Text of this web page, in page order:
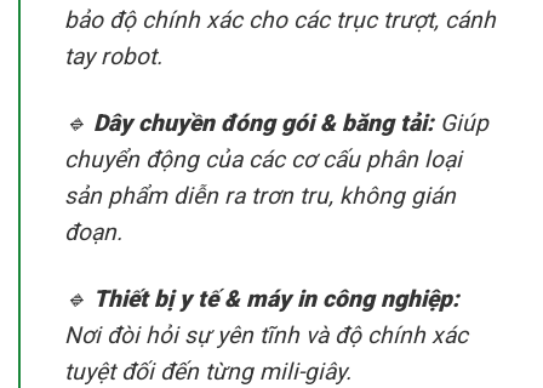
bảo độ chính xác cho các trục trượt, cánh
tay robot.
🔹 Dây chuyền đóng gói & băng tải:Giúp
chuyển động của các cơ cấu phân loại
sản phẩm diễn ra trơn tru, không gián
đoạn.
🔹 Thiết bị y tế & máy in công nghiệp:
Nơi đòi hỏi sự yên tĩnh và độ chính xác
tuyệt đối đến từng mili-giây.